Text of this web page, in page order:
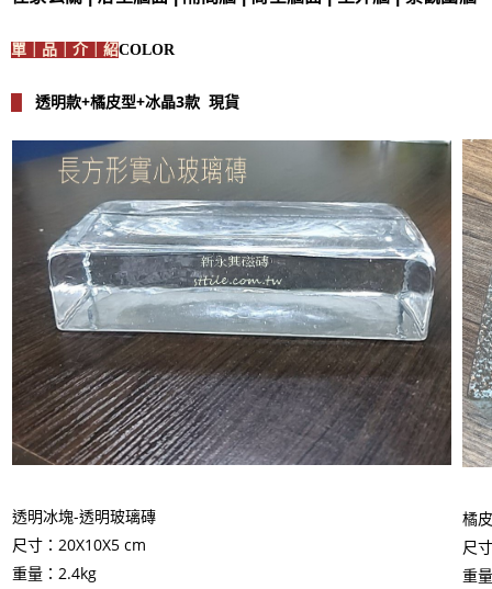
單｜品｜介｜紹COLOR
透明款+橘皮型+冰晶3款 現貨
透明冰塊-透明玻璃磚
尺寸：20X10X5 cm
​重量：2.4kg
橘
尺
重